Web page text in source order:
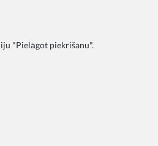
"Pielāgot piekrišanu".